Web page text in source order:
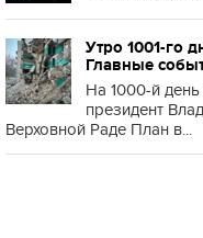
Утро 1001-го
Главные
На 1000-й
президент
Верховной Раде План в...